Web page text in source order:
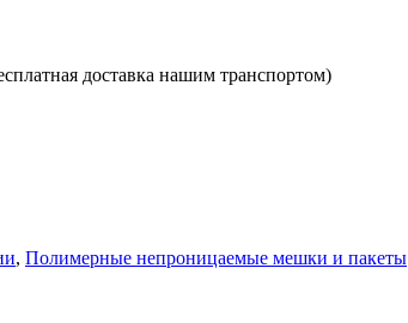
доставка нашим транспортом)
, Полимерные непроницаемые мешки и пакеты